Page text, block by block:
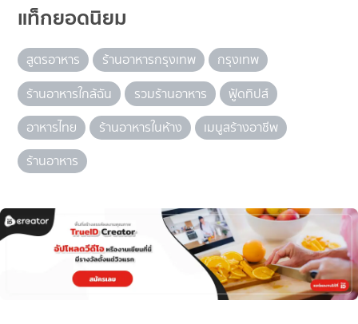
แท็กยอดนิยม
สูตรอาหาร ร้านอาหารกรุงเทพ
กรุงเทพ
ร้านอาหารใกล้ฉัน
รวมร้านอาหาร
ฟู้ดทิปส์
อาหารไทย
ร้านอาหารในห้าง
เมนูสร้างอาชีพ
ร้านอาหาร